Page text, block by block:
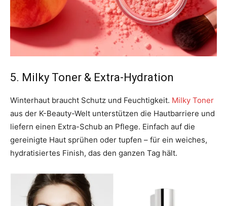
5. Milky Toner & Extra-Hydration
Winterhaut braucht Schutz und Feuchtigkeit. Milky Toner
aus der K-Beauty-Welt unterstützen die Hautbarriere und
liefern einen Extra-Schub an Pflege. Einfach auf die
gereinigte Haut sprühen oder tupfen – für ein weiches,
hydratisiertes Finish, das den ganzen Tag hält.